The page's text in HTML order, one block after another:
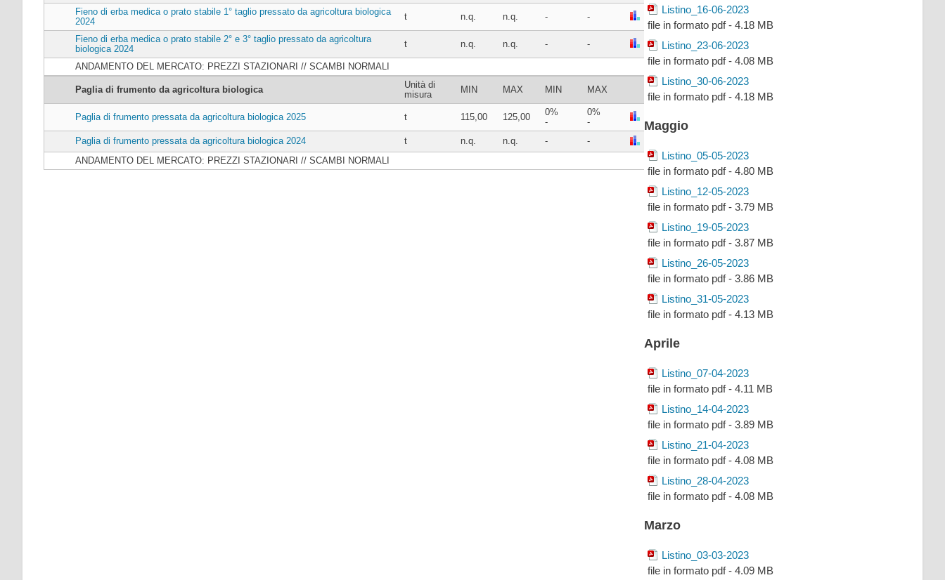
Fieno di erba medica o prato stabile 1° taglio pressato da agricoltura biologica
2024
t n.q. n.q. - -
Fieno di erba medica o prato stabile 2° e 3° taglio pressato da agricoltura
biologica 2024
t n.q. n.q. - -
ANDAMENTO DEL MERCATO: PREZZI STAZIONARI // SCAMBI NORMALI
Paglia di frumento da agricoltura biologica
Unità di
misura
MIN MAX MIN MAX
Paglia di frumento pressata da agricoltura biologica 2025 t 115,00 125,00
0%
-
0%
-
Paglia di frumento pressata da agricoltura biologica 2024
t n.q. n.q. -
-
ANDAMENTO DEL MERCATO: PREZZI STAZIONARI // SCAMBI NORMALI
Listino_16-06-2023
file in formato pdf - 4.18 MB
Listino_23-06-2023
file in formato pdf - 4.08 MB
Listino_30-06-2023
file in formato pdf - 4.18 MB
Maggio
Listino_05-05-2023
file in formato pdf - 4.80 MB
Listino_12-05-2023
file in formato pdf - 3.79 MB
Listino_19-05-2023
file in formato pdf - 3.87 MB
Listino_26-05-2023
file in formato pdf - 3.86 MB
Listino_31-05-2023
file in formato pdf - 4.13 MB
Aprile
Listino_07-04-2023
file in formato pdf - 4.11 MB
Listino_14-04-2023
file in formato pdf - 3.89 MB
Listino_21-04-2023
file in formato pdf - 4.08 MB
Listino_28-04-2023
file in formato pdf - 4.08 MB
Marzo
Listino_03-03-2023
file in formato pdf - 4.09 MB